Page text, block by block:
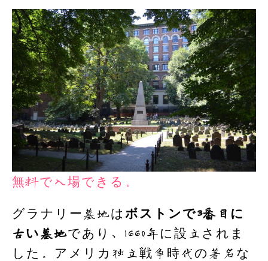
無料で入場できる。
グラナリー墓地は ボストンで3番目に
古い墓地であり、1660年に設立されま
した。アメリカ独立戦争時代の著名な